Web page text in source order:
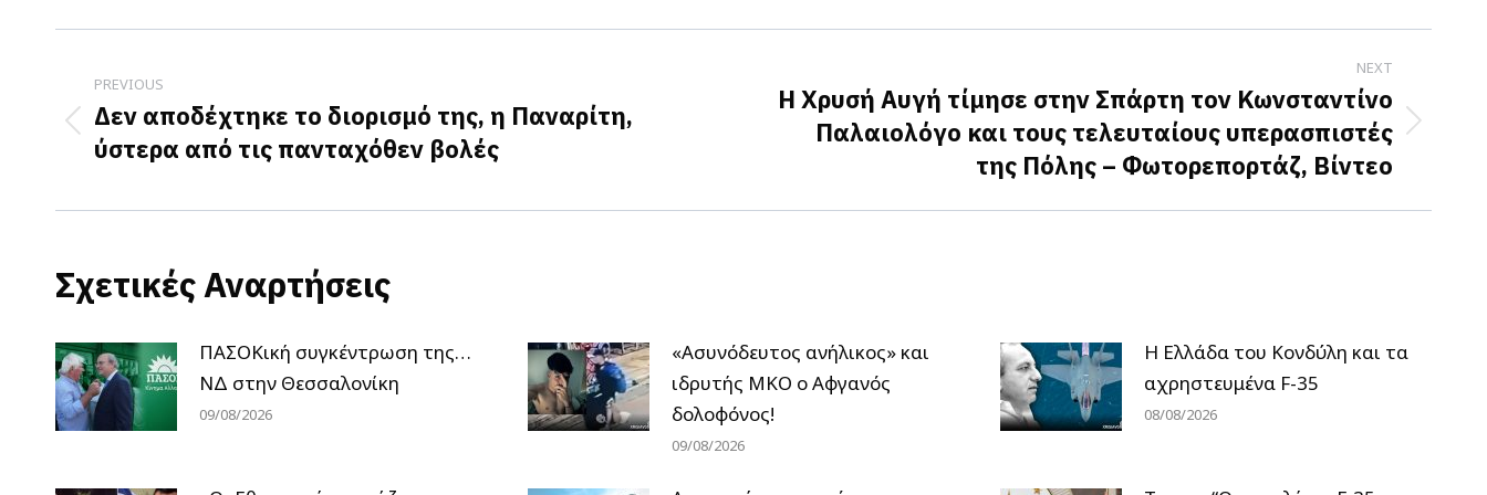
Facebook
X
LinkedIn
navigation
PREVIOUS
Previous
post:
Δεν αποδέχτηκε το διορισμό της, η Παναρίτη,
ύστερα από τις πανταχόθεν βολές
NEXT
Η Χρυσή Αυγή τίμησε στην Σπάρτη τον Κωνσταντίνο
Παλαιολόγο και τους τελευταίους υπερασπιστές
της Πόλης – Φωτορεπορτάζ, Βίντεο
Σχετικές Αναρτήσεις
ΠΑΣΟΚική συγκέντρωση της…
ΝΔ στην Θεσσαλονίκη
09/08/2026
«Ασυνόδευτος ανήλικος» και
ιδρυτής ΜΚΟ ο Αφγανός
δολοφόνος!
09/08/2026
Η Ελλάδα του Κονδύλη και τα
αχρηστευμένα F-35
08/08/2026